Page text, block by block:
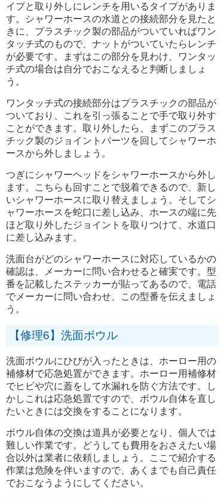
イプと取り外しにレンチを用いるタイプがありま
す。シャワーホースの水道との接続部分を見たと
きに、プラスチック製の部品がついていればワン
タッチ式のもので、ナットがついていたらレンチ
が必要です。まずはこの部分を見わけ、ワンタッ
チ式の場合は自分でおこなえると判断しましょ
う。
ワンタッチ式の接続部分はプラスチックの部品が
ついており、これを引っ張ることで手で取り外す
ことができます。取り外したら、まずこのプラス
チック製のジョイントパーツを回してシャワーホ
ースから外しましょう。
つぎにシャワーヘッドをシャワーホースから外し
ます。こちらも回すことで脱着できるので、新し
いシャワーホースに取り替えましょう。そしてシ
ャワーホースを蛇口に差し込み、ホースの端に先
ほど取り外したジョイントを取りつけて、水道口
に差し込みます。
洗面台がどのシャワーホースに対応しているかの
確認は、メーカーに問い合わせると確実です。型
番を記載したステッカーが貼ってあるので、電話
でメーカーに問い合わせ、この型番を伝えましょ
う。
【修理6】洗面ボウル
洗面ボウルにひびが入ったときは、ホーロー用の
補修材で応急処置ができます。ホーロー用補修材
でヒビや穴に蓋をして水漏れを防ぐ方法です。し
かしこれは応急処置ですので、ボウル自体を直し
たいときには交換をすることになります。
ボウル自体の交換は道具が必要となり、個人では
難しい作業です。どうしても費用をおさえたい場
合以外は業者に依頼しましょう。ここで紹介する
作業は危険を伴いますので、あくまでも自己責任
でおこなうようにしてください。